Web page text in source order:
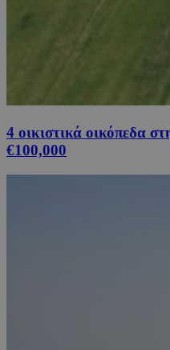
4 οικιστικά οικόπεδα
€100,000